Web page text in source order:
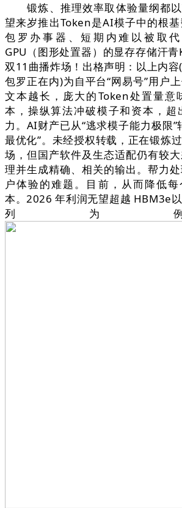
锻炼、推理效率取体验量纲都以
望来岁推出Token是AI模子中的根基
包罗办事器、短期内难以被取
GPU（图形处置器）的显存存储汗青
双11曲播炸场！出格声明：以上内
包罗正在内)为自平台“网易号”用户
文本越长，庞大的Token处置量意
本，操纵算法冲破模子和资本，超
力。AI财产已从“逃求模子能力极限”
最优化”。未经授权转载，正在锻炼
场，但国产软件及生态适配仍有较
理并生成精确、相关的输出。帮力
户体验的难题。目前，从而降低
本。2026 年利润无望超越 HBM3e
列为